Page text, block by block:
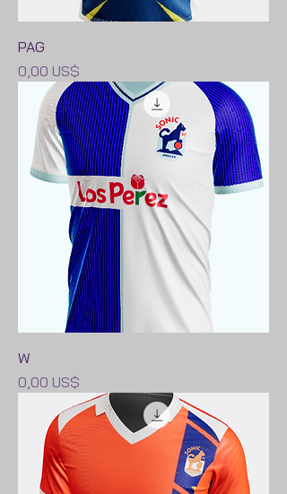
PAG
Precio
0,00 US$
W
Precio
0,00 US$